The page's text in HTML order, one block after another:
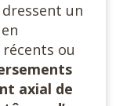
un
ou
axial de